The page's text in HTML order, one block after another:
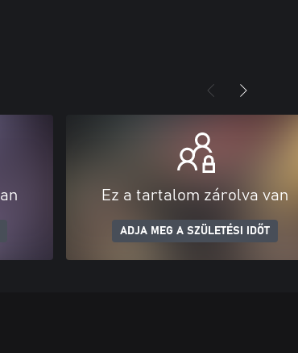
Ez a tartalom zárolva van
ADJA MEG A SZÜLETÉSI IDŐT